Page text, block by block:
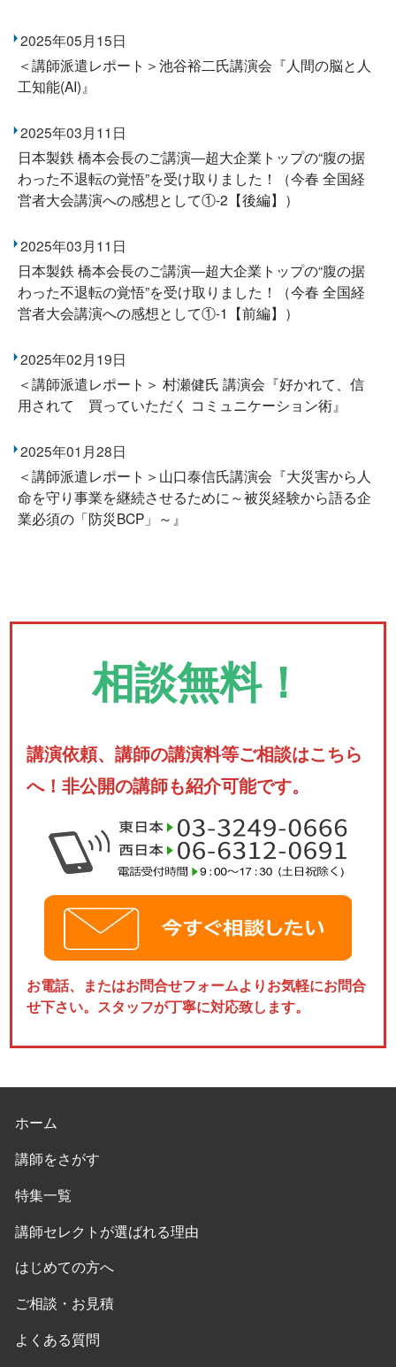
2025年05月15日
＜講師派遣レポート＞池谷裕二氏講演会『人間の脳と人
工知能(AI)』
2025年03月11日
日本製鉄 橋本会長のご講演―超大企業トップの“腹の据
わった不退転の覚悟”を受け取りました！（今春 全国経
営者大会講演への感想として①-2【後編】）
2025年03月11日
日本製鉄 橋本会長のご講演―超大企業トップの“腹の据
わった不退転の覚悟”を受け取りました！（今春 全国経
営者大会講演への感想として①-1【前編】）
2025年02月19日
＜講師派遣レポート＞ 村瀬健氏 講演会『好かれて、信
用されて 買っていただく コミュニケーション術』
2025年01月28日
＜講師派遣レポート＞山口泰信氏講演会『大災害から人
命を守り事業を継続させるために～被災経験から語る企
業必須の「防災BCP」～』
相談無料！
講演依頼、講師の講演料等ご相談はこちら
へ！非公開の講師も紹介可能です。
お電話、またはお問合せフォームよりお気軽にお問合
せ下さい。スタッフが丁寧に対応致します。
ホーム
講師をさがす
特集一覧
講師セレクトが選ばれる理由
はじめての方へ
ご相談・お見積
よくある質問